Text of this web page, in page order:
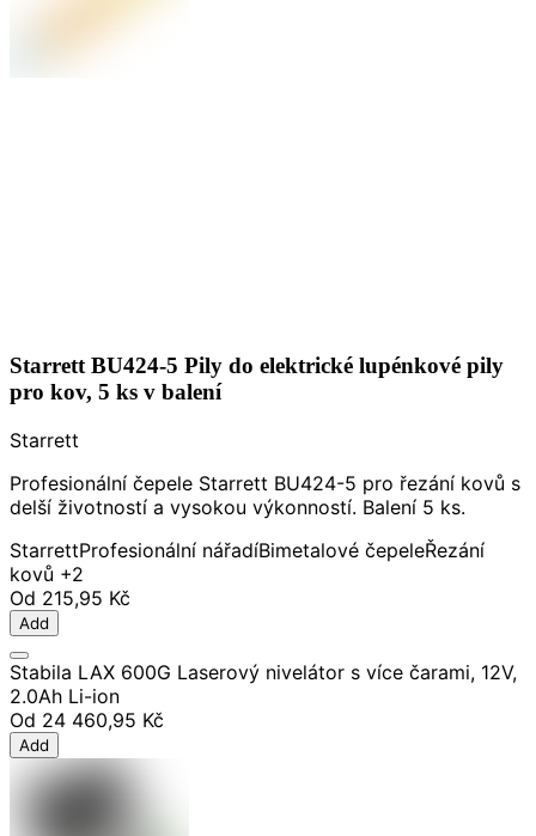
Starrett BU424-5 Pily do elektrické lupénkové pily
pro kov, 5 ks v balení
Starrett
Profesionální čepele Starrett BU424-5 pro řezání kovů s
delší životností a vysokou výkonností. Balení 5 ks.
StarrettProfesionální nářadíBimetalové čepeleŘezání
kovů +2
Od 215,95 Kč
Add
Stabila LAX 600G Laserový nivelátor s více čarami, 12V,
2.0Ah Li-ion
Od 24 460,95 Kč
Add